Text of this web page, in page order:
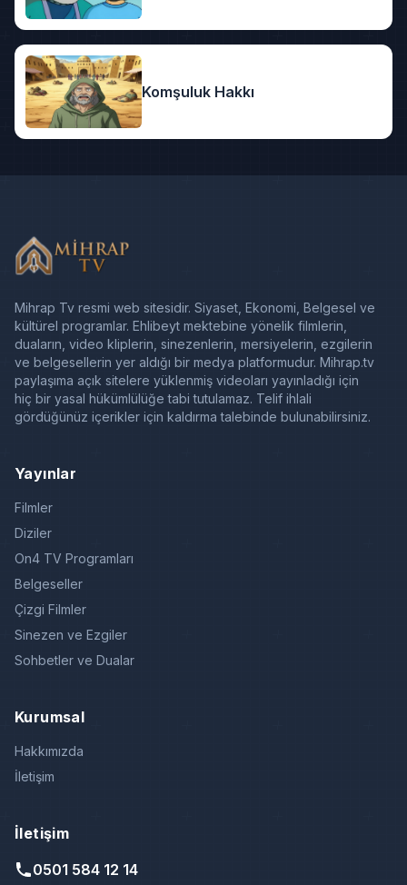
Komşuluk Hakkı
Mihrap Tv resmi web sitesidir. Siyaset, Ekonomi, Belgesel ve
kültürel programlar. Ehlibeyt mektebine yönelik filmlerin,
duaların, video kliplerin, sinezenlerin, mersiyelerin, ezgilerin
ve belgesellerin yer aldığı bir medya platformudur. Mihrap.tv
paylaşıma açık sitelere yüklenmiş videoları yayınladığı için
hiç bir yasal hükümlülüğe tabi tutulamaz. Telif ihlali
gördüğünüz içerikler için kaldırma talebinde bulunabilirsiniz.
Yayınlar
Filmler
Diziler
On4 TV Programları
Belgeseller
Çizgi Filmler
Sinezen ve Ezgiler
Sohbetler ve Dualar
Kurumsal
Hakkımızda
İletişim
İletişim
0501 584 12 14